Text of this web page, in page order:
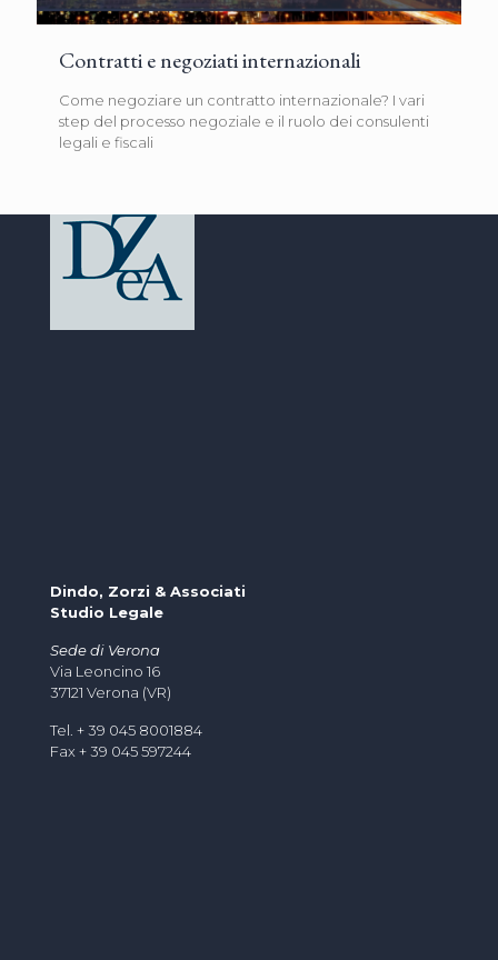
Contratti e negoziati internazionali
Come negoziare un contratto internazionale? I vari
step del processo negoziale e il ruolo dei consulenti
legali e fiscali
Dindo, Zorzi & Associati
Studio Legale
Sede di Verona
Via Leoncino 16
37121 Verona (VR)
Tel. + 39 045 8001884
Fax + 39 045 597244